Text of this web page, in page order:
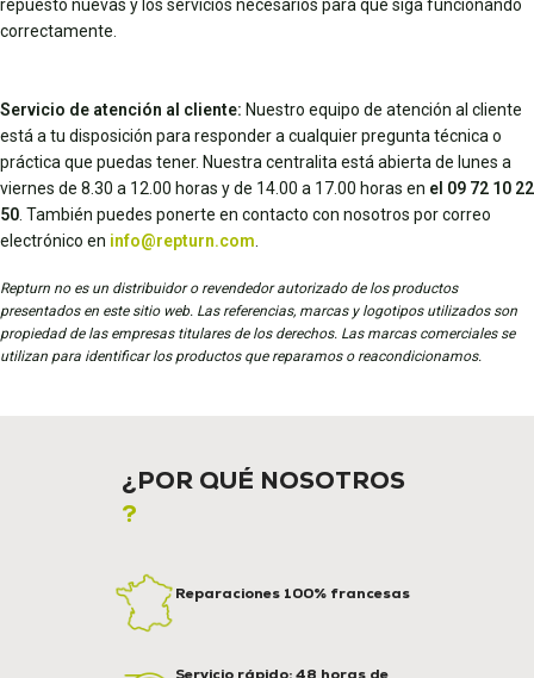
repuesto nuevas y los servicios necesarios para que siga funcionando
correctamente.
Servicio de atención al cliente: Nuestro equipo de atención al cliente
está a tu disposición para responder a cualquier pregunta técnica o
práctica que puedas tener. Nuestra centralita está abierta de lunes a
viernes de 8.30 a 12.00 horas y de 14.00 a 17.00 horas en el 09 72 10 22
50 . También puedes ponerte en contacto con nosotros por correo
electrónico en info@repturn.com
Repturn no es un distribuidor o revendedor autorizado de los productos
presentados en este sitio web. Las referencias, marcas y logotipos utilizados son
propiedad de las empresas titulares de los derechos. Las marcas comerciales se
utilizan para identificar los productos que reparamos o reacondicionamos.
¿POR QUÉ NOSOTROS
?
Reparaciones 100% francesas
Servicio rápido: 48 horas de